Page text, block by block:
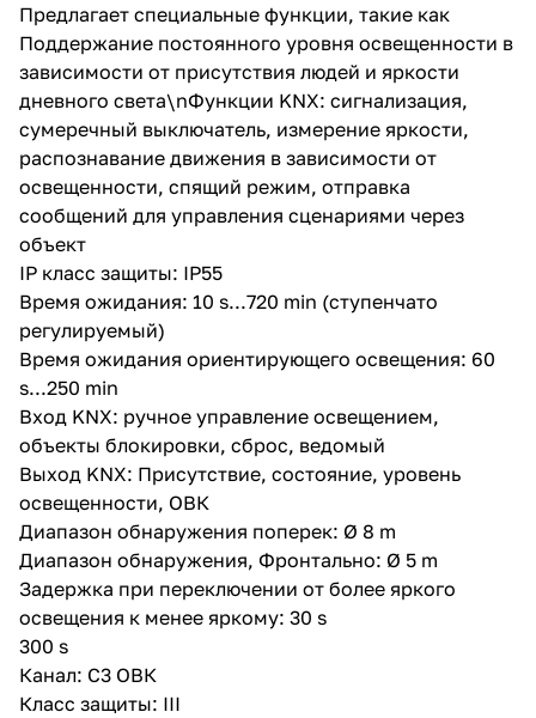
Предлагает специальные функции, такие как
Поддержание постоянного уровня освещенности в
зависимости от присутствия людей и яркости
дневного света\nФункции KNX: сигнализация,
сумеречный выключатель, измерение яркости,
распознавание движения в зависимости от
освещенности, спящий режим, отправка
сообщений для управления сценариями через
объект
IP класс защиты: IP55
Время ожидания: 10 s...720 min (ступенчато
регулируемый)
Время ожидания ориентирующего освещения: 60
s...250 min
Вход KNX: ручное управление освещением,
объекты блокировки, сброс, ведомый
Выход KNX: Присутствие, состояние, уровень
освещенности, ОВК
Диапазон обнаружения поперек: Ø 8 m
Диапазон обнаружения, Фронтально: Ø 5 m
Задержка при переключении от более яркого
освещения к менее яркому: 30 s
300 s
Канал: C3 ОВК
Класс защиты: III